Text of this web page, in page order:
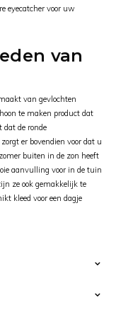
eyecatcher voor uw
van
van gevlochten
te maken product dat
dat de ronde
er bovendien voor dat u
buiten in de zon heeft
aanvulling voor in de tuin
ze ook gemakkelijk te
kleed voor een dagje